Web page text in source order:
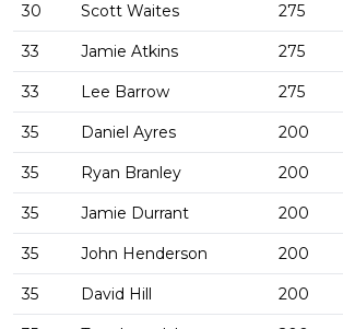
30 Scott Waites 275
33 Jamie Atkins 275
33 Lee Barrow 275
35 Daniel Ayres 200
35 Ryan Branley 200
35 Jamie Durrant 200
35 John Henderson 200
35 David Hill 200